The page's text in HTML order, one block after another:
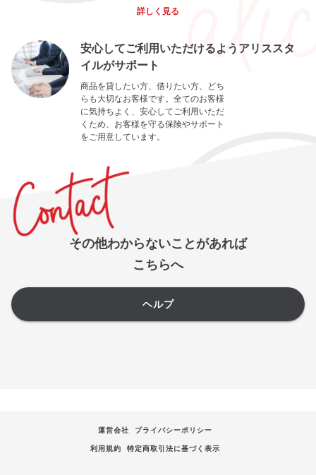
詳しく見る
安心してご利用いただけるようアリススタ
イルがサポート
商品を貸したい方、借りたい方、どち
らも大切なお客様です。全てのお客様
に気持ちよく、安心してご利用いただ
くため、お客様を守る保険やサポート
をご用意しています。
その他わからないことがあれば
こちらへ
ヘルプ
運営会社
プライバシーポリシー
利用規約
特定商取引法に基づく表示